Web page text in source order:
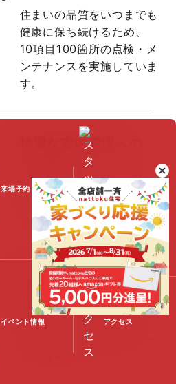
住まいの品質をいつまでも
健康に保ち続けるため、
10項目100箇所の点検・メ
ンテナンスを実施していま
す。
快適な室内環境への
家族みんなが心地よく、
心して深呼吸できる住まい
をつくるために。
生涯続く安心の
アフターフォロー
お客さまの暮らしを守る。
ずっと続く安心のアフター
フォロー。
来場予約 スタッフブログ
イベント情報 アクセス